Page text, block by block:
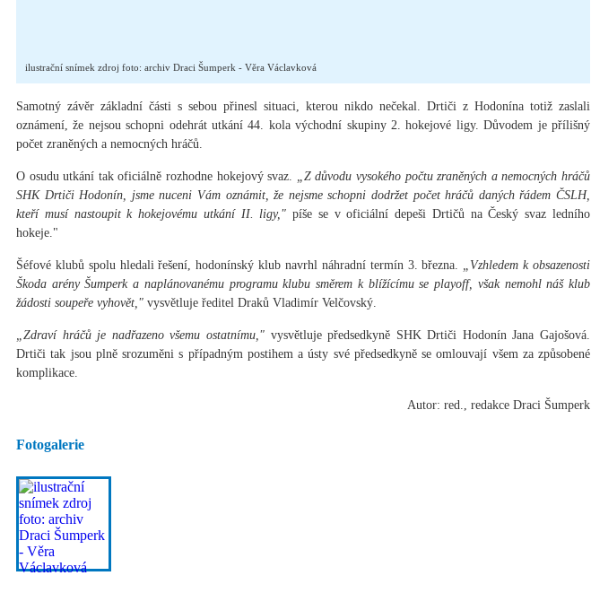
ilustrační snímek zdroj foto: archiv Draci Šumperk - Věra Václavková
Samotný závěr základní části s sebou přinesl situaci, kterou nikdo nečekal. Drtiči z Hodonína totiž zaslali
oznámení, že nejsou schopni odehrát utkání 44. kola východní skupiny 2. hokejové ligy. Důvodem je přílišný
počet zraněných a nemocných hráčů.
O osudu utkání tak oficiálně rozhodne hokejový svaz. „Z důvodu vysokého počtu zraněných a nemocných hráčů
SHK Drtiči Hodonín, jsme nuceni Vám oznámit, že nejsme schopni dodržet počet hráčů daných řádem ČSLH,
kteří musí nastoupit k hokejovému utkání II. ligy," píše se v oficiální depeši Drtičů na Český svaz ledního
hokeje."
Šéfové klubů spolu hledali řešení, hodonínský klub navrhl náhradní termín 3. března. „Vzhledem k obsazenosti
Škoda arény Šumperk a naplánovanému programu klubu směrem k blížícímu se playoff, však nemohl náš klub
žádosti soupeře vyhovět," vysvětluje ředitel Draků Vladimír Velčovský.
„Zdraví hráčů je nadřazeno všemu ostatnímu,"vysvětluje předsedkyně SHK Drtiči Hodonín Jana Gajošová.
Drtiči tak jsou plně srozuměni s případným postihem a ústy své předsedkyně se omlouvají všem za způsobené
komplikace.
Autor: red., redakce Draci Šumperk
Fotogalerie